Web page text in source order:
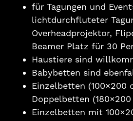
für Tagungen und
lichtdurchfluteter
Overheadprojektor,
Beamer Platz für 30
Haustiere sind
Babybetten sind
Einzelbetten (100×200
Doppelbetten
Einzelbetten mit